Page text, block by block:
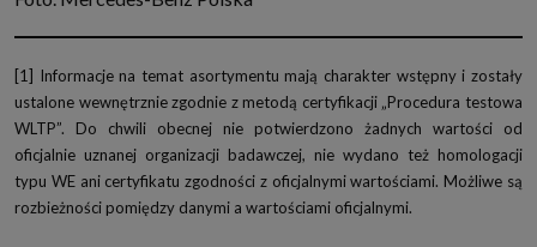
[1] Informacje na temat asortymentu mają charakter wstępny i zostały
ustalone wewnętrznie zgodnie z metodą certyfikacji „Procedura testowa
WLTP”. Do chwili obecnej nie potwierdzono żadnych wartości od
oficjalnie uznanej organizacji badawczej, nie wydano też homologacji
typu WE ani certyfikatu zgodności z oficjalnymi wartościami. Możliwe są
rozbieżności pomiędzy danymi a wartościami oficjalnymi.